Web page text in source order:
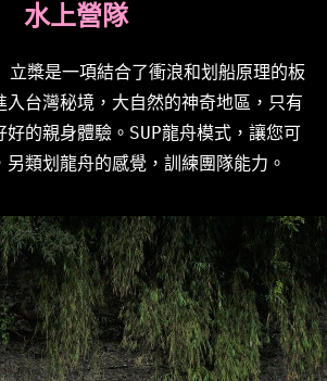
水上營隊
槳是一項結合了衝浪和划船原理的板
入台灣秘境，大自然的神奇地區，只有
好的親身體驗。SUP龍舟模式，讓您可
類划龍舟的感覺，訓練團隊能力。